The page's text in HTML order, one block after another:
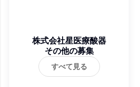
株式会社星医療酸器
その他の募集
すべて見る